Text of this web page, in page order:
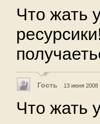
Что жать
Гость 13 июня 2008
Что жать